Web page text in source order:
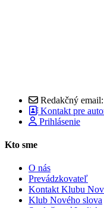
Redakčný
Kontakt pre
Prihlásenie
Kto sme
O nás
Prevádzkovateľ
Kontakt Klubu
Klub Nového slova